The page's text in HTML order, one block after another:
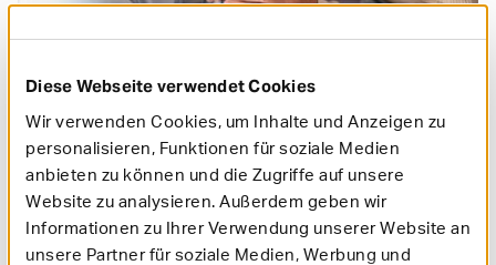
Diese Webseite verwendet Cookies
Wir verwenden Cookies, um Inhalte und Anzeigen zu
personalisieren, Funktionen für soziale Medien
anbieten zu können und die Zugriffe auf unsere
Website zu analysieren. Außerdem geben wir
Informationen zu Ihrer Verwendung unserer Website an
unsere Partner für soziale Medien, Werbung und
Sekunden verändern. Wir haben
Allgemeinmediziner Dr. Jan-Philipp Albersmeier
zu den verschiedenen Arten von Schlaganfällen,
frühzeitigen Warnzeichen, Symptomen,
Risikofaktoren und den Aussichten einer
(vollständigen) Rehabilitation befragt.